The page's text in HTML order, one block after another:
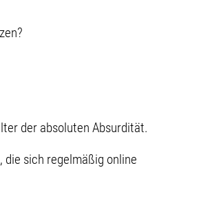
der absoluten Absurdität.
die sich regelmäßig online